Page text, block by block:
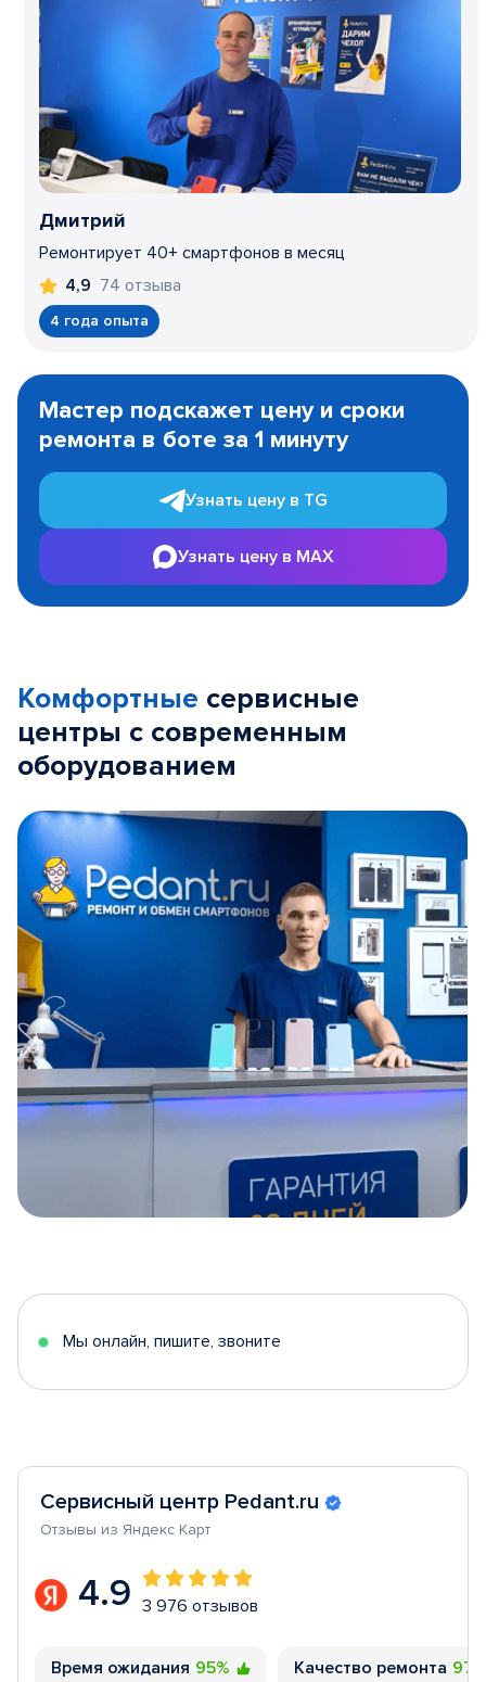
Дмитрий
Ремонтирует 40+ смартфонов в месяц
4,9 74 отзыва
4 года опыта
1
Мастер подскажет цену и сроки
ремонта в боте за 1 минуту
Узнать цену в TG
Узнать цену в MAX
Комфортные сервисные
центры с современным
оборудованием
5
Мы онлайн, пишите, звоните
Сервисный центр Pedant.ru
Отзывы из Яндекс Карт
4.9 3 976 отзывов
Время ожидания 95% Качество ремонта